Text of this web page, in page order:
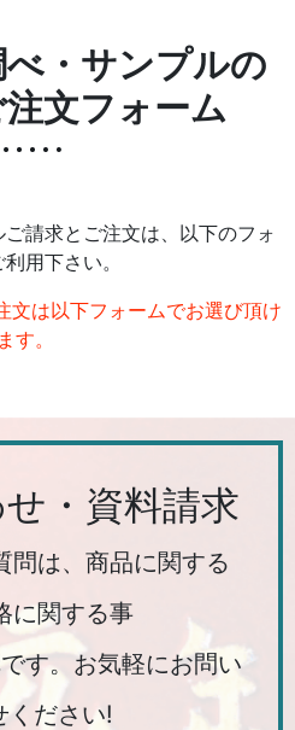
・サンプルの
文フォーム
請求とご注文は、以下のフォ
用下さい。
文は以下フォームでお選び頂け
ます。
・資料請求
問は、商品に関する
に関する事
す。お気軽にお問い
ください!